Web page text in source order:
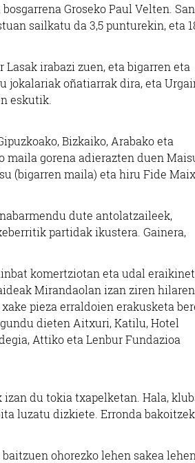
Groseko Paul Velten.
sailkatu da 3,5 punturekin, eta
irabazi zuen, eta bigarren eta
jokalariak oñatiarrak dira, eta
eskutik.
Bizkaiko, Arabako eta
maila gorena adierazten duen
(bigarren maila) eta hiru Fide
dute antolatzaileek,
partidak ikustera. Gainera,
komertziotan eta udal
Mirandaolan izan ziren
pieza erraldoien erakusketa
dieten Aitxuri, Katilu, Hotel
Attiko eta Lenbur Fundazioa
du tokia txapelketan. Hala,
luzatu dizkiete. Erronda
ohorezko lehen sakea lehen